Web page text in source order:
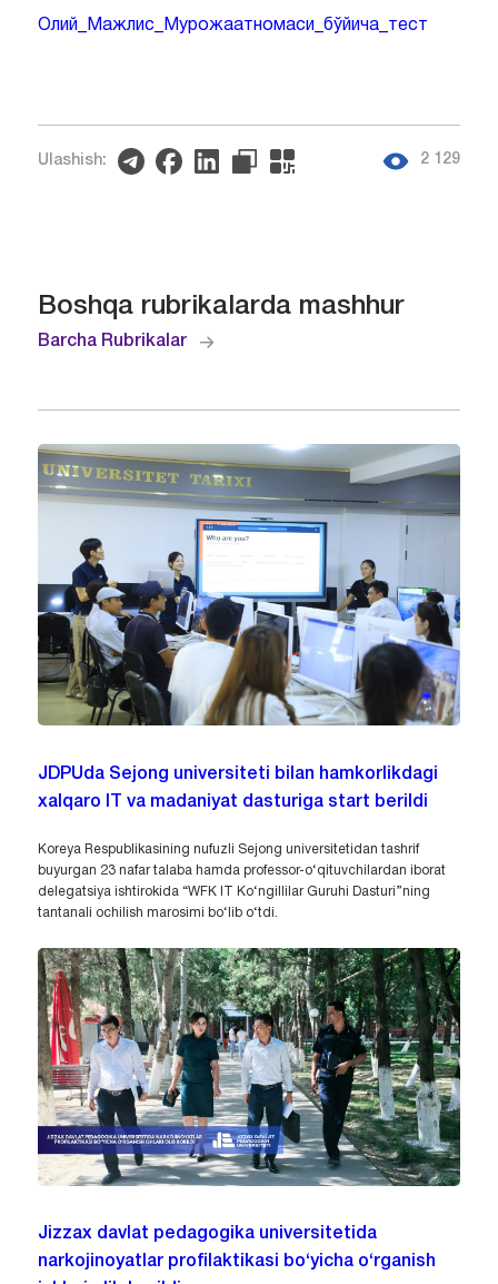
Олий_Мажлис_Мурожаатномаси_бўйича_тест
Ulashish: 2 129
Boshqa rubrikalarda mashhur
Barcha Rubrikalar
JDPUda Sejong universiteti bilan hamkorlikdagi
xalqaro IT va madaniyat dasturiga start berildi
Koreya Respublikasining nufuzli Sejong universitetidan tashrif
buyurgan 23 nafar talaba hamda professor-o‘qituvchilardan iborat
delegatsiya ishtirokida “WFK IT Ko‘ngillilar Guruhi Dasturi”ning
tantanali ochilish marosimi bo‘lib o‘tdi.
Jizzax davlat pedagogika universitetida
narkojinoyatlar profilaktikasi bo‘yicha o‘rganish